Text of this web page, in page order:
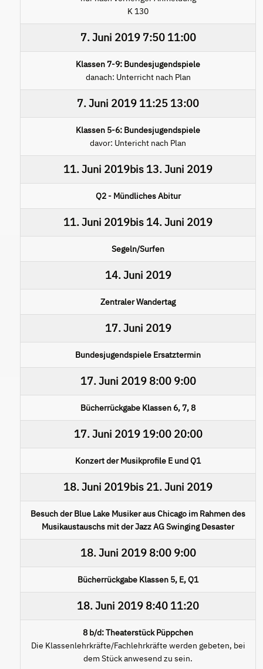
K 130
7. Juni 20197:50 11:00
Klassen 7-9: Bundesjugendspiele
danach: Unterricht nach Plan
7. Juni 2019 11:25 13:00
Klassen 5-6: Bundesjugendspiele
davor: Untericht nach Plan
11. Juni 2019bis 13. Juni 2019
Q2 - Mündliches Abitur
11. Juni 2019bis 14. Juni 2019
Segeln/Surfen
14. Juni 2019
Zentraler Wandertag
17. Juni 2019
Bundesjugendspiele Ersatztermin
17. Juni 20198:00 9:00
Bücherrückgabe Klassen 6, 7, 8
17. Juni 201919:00 20:00
Konzert der Musikprofile E und Q1
18. Juni 2019bis 21. Juni 2019
Besuch der Blue Lake Musiker aus Chicago im Rahmen des
Musikaustauschs mit der Jazz AG Swinging Desaster
18. Juni 20198:00 9:00
Bücherrückgabe Klassen 5, E, Q1
18. Juni 2019 8:40 11:20
8 b/d: Theaterstück Püppchen
Die Klassenlehrkräfte/Fachlehrkräfte werden gebeten, bei
dem Stück anwesend zu sein.